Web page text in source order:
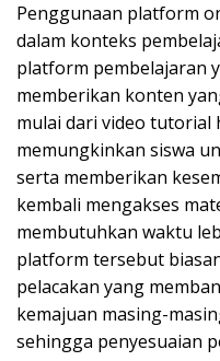
Penggunaan platform
dalam konteks
platform pembelajaran
memberikan konten
mulai dari video tutorial
memungkinkan siswa
serta memberikan
kembali mengakses
membutuhkan waktu
platform tersebut
pelacakan yang
kemajuan masing-
sehingga penyesuaian